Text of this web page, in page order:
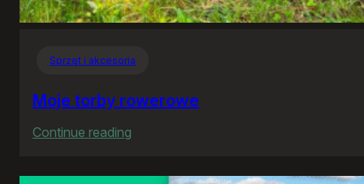
Sprzęt i akcesoria
Moje torby rowerowe
Continue reading
torby